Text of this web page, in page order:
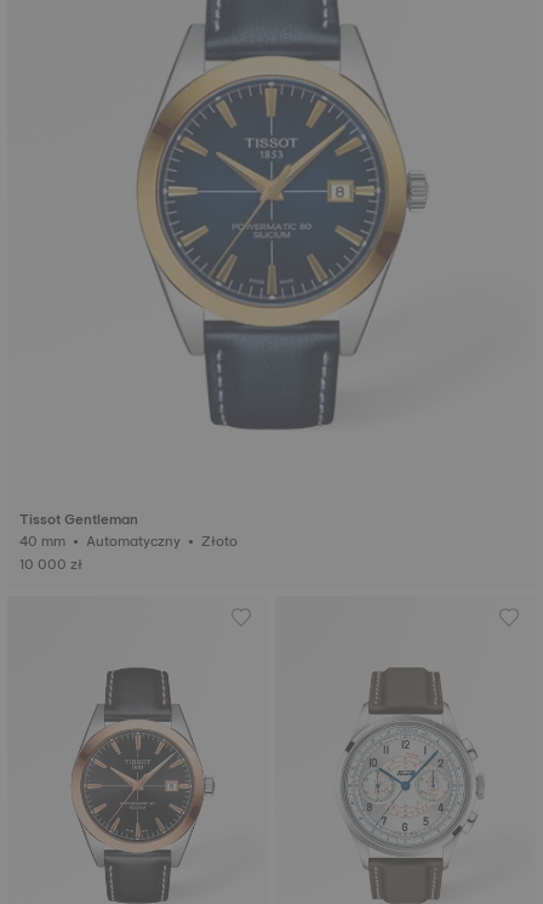
Tissot Gentleman
40 mm • Automatyczny • Złoto
10 000 zł